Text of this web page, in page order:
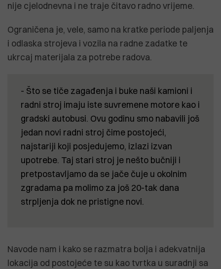
nije cjelodnevna i ne traje čitavo radno vrijeme.
Ograničena je, vele, samo na kratke periode paljenja
i odlaska strojeva i vozila na radne zadatke te
ukrcaj materijala za potrebe radova.
- Što se tiče zagađenja i buke naši kamioni i
radni stroj imaju iste suvremene motore kao i
gradski autobusi. Ovu godinu smo nabavili još
jedan novi radni stroj čime postojeći,
najstariji koji posjedujemo, izlazi izvan
upotrebe. Taj stari stroj je nešto bučniji i
pretpostavljamo da se jače čuje u okolnim
zgradama pa molimo za još 20-tak dana
strpljenja dok ne pristigne novi.
Navode nam i kako se razmatra bolja i adekvatnija
lokacija od postojeće te su kao tvrtka u suradnji sa